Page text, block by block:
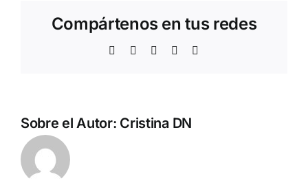
Compártenos en tus redes
Facebook
TwitterWhatsAppTelegram
Sobre el Autor: Cristina DN